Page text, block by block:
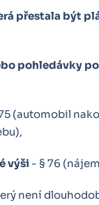
přestala být
pohledávky
(automobil
výši - § 76
není